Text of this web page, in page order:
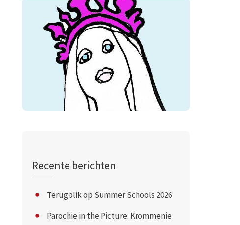
Recente berichten
Terugblik op Summer Schools 2026
Parochie in the Picture: Krommenie